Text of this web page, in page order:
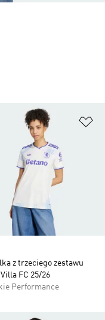
życzeń
z trzeciego zestawu
FC 25/26
Performance